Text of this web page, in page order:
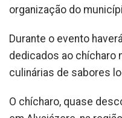
organização do
Durante o evento
dedicados ao chícharo
culinárias de sabores
O chícharo, quase